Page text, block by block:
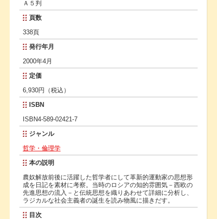
Ａ５判
頁数
338頁
発行年月
2000年4月
定価
6,930円（税込）
ISBN
ISBN4-589-02421-7
ジャンル
哲学・倫理学
本の説明
農奴解放前後に活躍した哲学者にして革新的運動家の思想形
成を日記を素材に考察。当時のロシアの知的雰囲気－西欧の
先進思想の流入－と伝統思想を織りあわせて詳細に分析し、
ラジカルな社会主義者の誕生を読み物風に描きだす。
目次